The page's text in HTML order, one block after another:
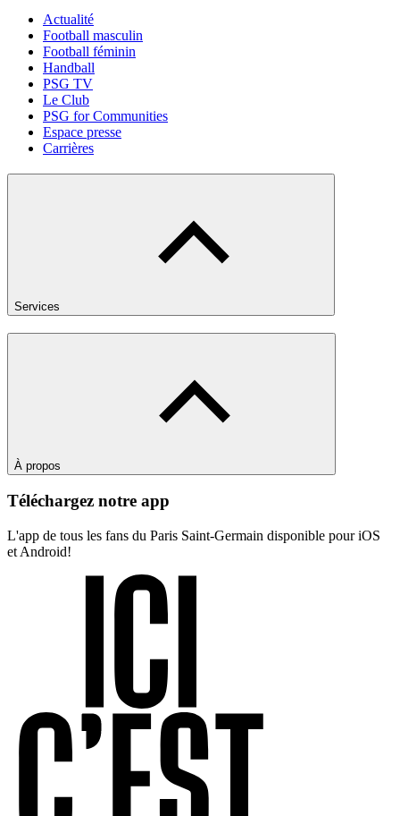
Actualité
Football masculin
Football féminin
Handball
PSG TV
Le Club
PSG for Communities
Espace presse
Carrières
Services
À propos
Téléchargez notre app
L'app de tous les fans du Paris Saint-Germain disponible pour iOS
et Android!